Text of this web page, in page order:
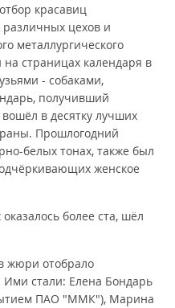
красавиц
цехов и
металлургического
страницах календаря в
- собаками,
получивший
в десятку лучших
Прошлогодний
белых тонах, также был
женское
более ста, шёл
жюри отобрало
Ими стали: Елена Бондарь
ПАО "ММК"), Марина